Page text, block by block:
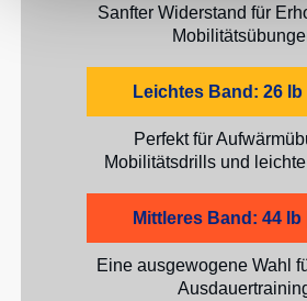
Sanfter Widerstand für
Leichtes Band: 26 lb
Perfekt für
Mobilitätsdrills und
Mittleres Band: 44 lb
Eine ausgewogene Wahl